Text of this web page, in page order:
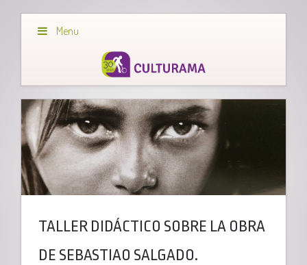
Menu
TALLER DIDÁCTICO SOBRE LA OBRA
DE SEBASTIAO SALGADO.